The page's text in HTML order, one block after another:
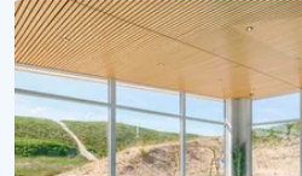
KLEINER PREIS, MEER ERLEBEN
Urlaub unter 1000 Euro
Günstige Ferienhäuser jetzt buchen!